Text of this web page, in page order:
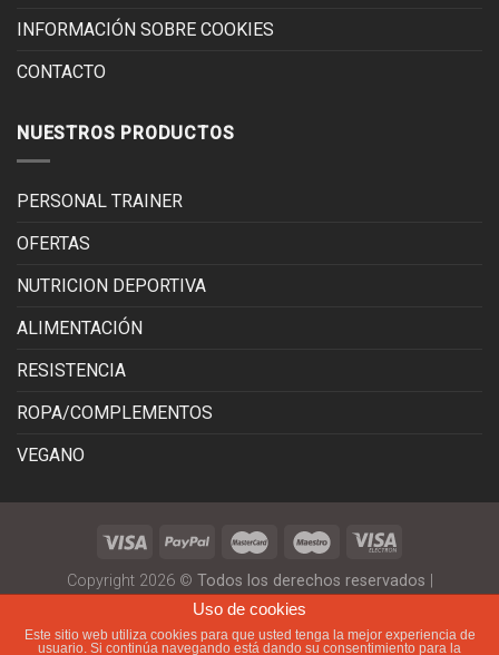
INFORMACIÓN SOBRE COOKIES
CONTACTO
NUESTROS PRODUCTOS
PERSONAL TRAINER
OFERTAS
NUTRICION DEPORTIVA
ALIMENTACIÓN
RESISTENCIA
ROPA/COMPLEMENTOS
VEGANO
Copyright 2026 © Todos los derechos reservados
corralesnutrition.com|Diseño Tiendas Online
Uso de cookies
Este sitio web utiliza cookies para que usted tenga la mejor experiencia de
usuario. Si continúa navegando está dando su consentimiento para la